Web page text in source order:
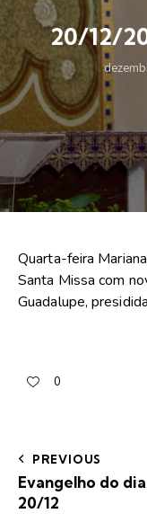
20/12/
Quarta-feira
Santa Missa com
Guadalupe,
0
PREVIOUS
Evangelho do
20/12